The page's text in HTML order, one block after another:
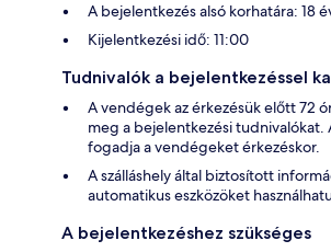
A bejelentkezés alsó korhatára: 18
Kijelentkezési idő: 11:00
Tudnivalók a bejelentkezéssel
A vendégek az érkezésük előtt 72
meg a bejelentkezési tudnivalókat.
fogadja a vendégeket érkezéskor.
A szálláshely által biztosított
automatikus eszközöket
A bejelentkezéshez szükséges